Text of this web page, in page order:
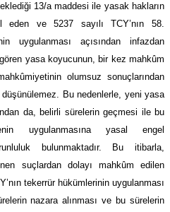
13/a maddesi ile yasak hakların
ve 5237 sayılı TCY’nın 58.
uygulanması açısından infazdan
yasa koyucunun, bir kez mahkûm
olumsuz sonuçlarından
Bu nedenlerle, yeni yasa
da, belirli sürelerin geçmesi ile bu
uygulanmasına yasal engel
bulunmaktadır. Bu itibarla,
suçlardan dolayı mahkûm edilen
tekerrür hükümlerinin uygulanması
nazara alınması ve bu sürelerin